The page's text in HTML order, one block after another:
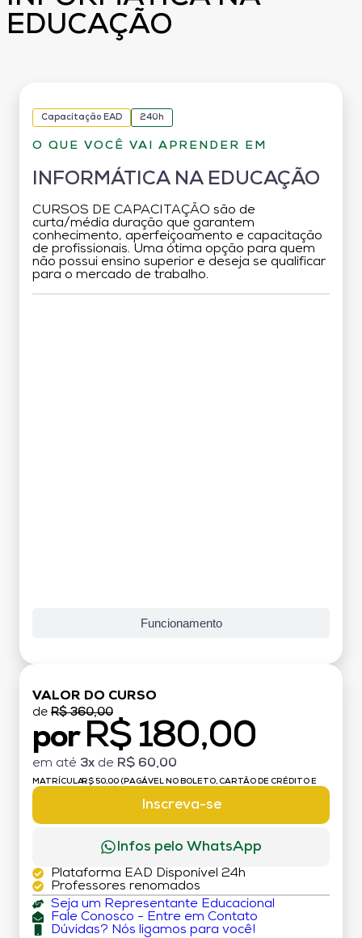
EDUCAÇÃO
Capacitação EAD 240h
O QUE VOCÊ VAI APRENDER EM
INFORMÁTICA NA EDUCAÇÃO
CURSOS DE CAPACITAÇÃO são de
curta/média duração que garantem
conhecimento, aperfeiçoamento e capacitação
de profissionais. Uma ótima opção para quem
não possui ensino superior e deseja se qualificar
para o mercado de trabalho.
Funcionamento
VALOR DO CURSO
de R$ 360,00
por R$ 180,00
em até 3x de R$ 60,00
MATRÍCULA:R$ 50,00 (PAGÁVEL NO BOLETO, CARTÃO DE CRÉDITO E
Inscreva-se
Infos pelo WhatsApp
Plataforma EAD Disponível 24h
Professores renomados
Seja um Representante Educacional
Fale Conosco - Entre em Contato
Dúvidas? Nós ligamos para você!